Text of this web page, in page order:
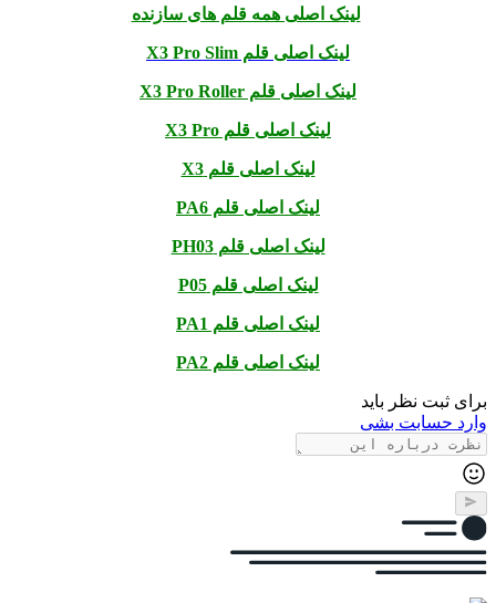
لینک اصلی همه قلم های سازنده
لینک اصلی قلم X3 Pro Slim
لینک اصلی قلم X3 Pro Roller
لینک اصلی قلم X3 Pro
لینک اصلی قلم X3
لینک اصلی قلم PA6
لینک اصلی قلم PH03
لینک اصلی قلم P05
لینک اصلی قلم PA1
لینک اصلی قلم PA2
برای ثبت نظر باید
وارد حسابت بشی